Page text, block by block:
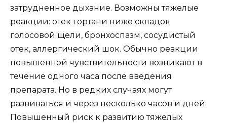
затрудненное дыхание. Возможны тяжелые
реакции: отек гортани ниже складок
голосовой щели, бронхоспазм, сосудистый
отек, аллергический шок. Обычно реакции
повышенной чувствительности возникают в
течение одного часа после введения
препарата. Но в редких случаях могут
развиваться и через несколько часов и дней.
Повышенный риск к развитию тяжелых